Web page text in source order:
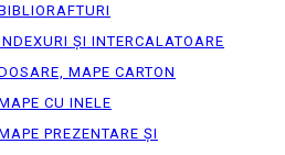
ȘI INTERCALATOARE
MAPE CARTON
CU INELE
PREZENTARE ȘI